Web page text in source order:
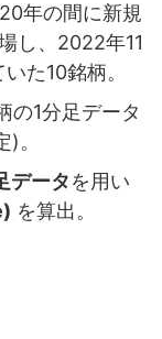
年の間に新規
し、2022年11
た10銘柄。
の1分足データ
。
データを用い
を算出。